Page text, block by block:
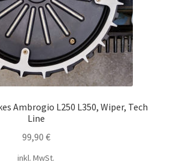
Ambrogio L250 L350, Wiper, Tech
Line
99,90 €
inkl. MwSt.